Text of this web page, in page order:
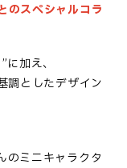
のスペシャルコラ
に加え、
調としたデザイン
のミニキャラクタ